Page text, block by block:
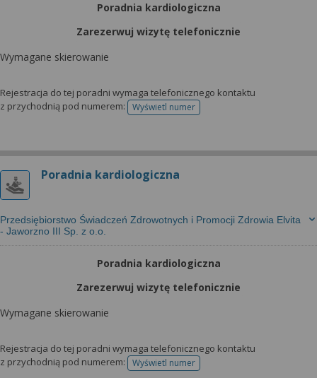
Poradnia kardiologiczna
Zarezerwuj wizytę telefonicznie
Wymagane skierowanie
Rejestracja do tej poradni wymaga telefonicznego kontaktu
z przychodnią pod numerem:
Wyświetl numertelefonu do rejestracji
Poradnia kardiologiczna
Przedsiębiorstwo Świadczeń Zdrowotnych i Promocji Zdrowia Elvita
- Jaworzno III Sp. z o.o.
Poradnia kardiologiczna
Zarezerwuj wizytę telefonicznie
Wymagane skierowanie
Rejestracja do tej poradni wymaga telefonicznego kontaktu
z przychodnią pod numerem:
Wyświetl numertelefonu do rejestracji